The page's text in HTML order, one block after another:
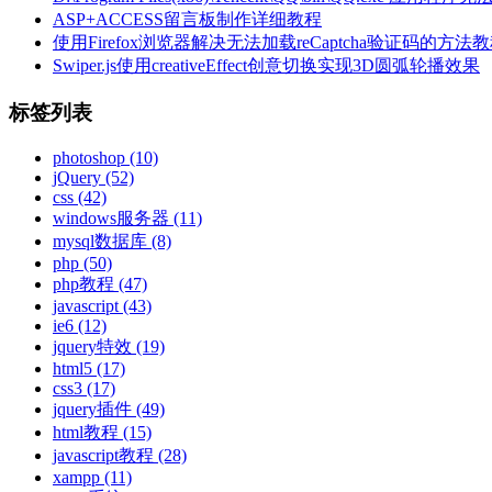
ASP+ACCESS留言板制作详细教程
使用Firefox浏览器解决无法加载reCaptcha验证码的方法
Swiper.js使用creativeEffect创意切换实现3D圆弧轮播效果
标签列表
photoshop (10)
jQuery (52)
css (42)
windows服务器 (11)
mysql数据库 (8)
php (50)
php教程 (47)
javascript (43)
ie6 (12)
jquery特效 (19)
html5 (17)
css3 (17)
jquery插件 (49)
html教程 (15)
javascript教程 (28)
xampp (11)